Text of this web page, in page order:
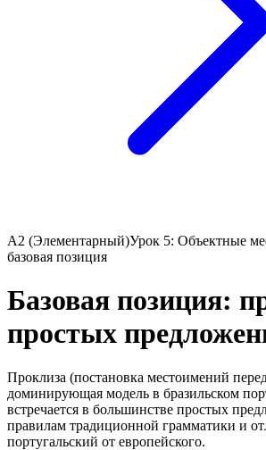
A2 (Элементарный)Урок 5: Объектные
базовая позиция
Базовая позиция:
простых
Проклиза (постановка местоимений
доминирующая модель в бразильском
встречается в большинстве простых
правилам традиционной грамматики и
португальский от европейского.